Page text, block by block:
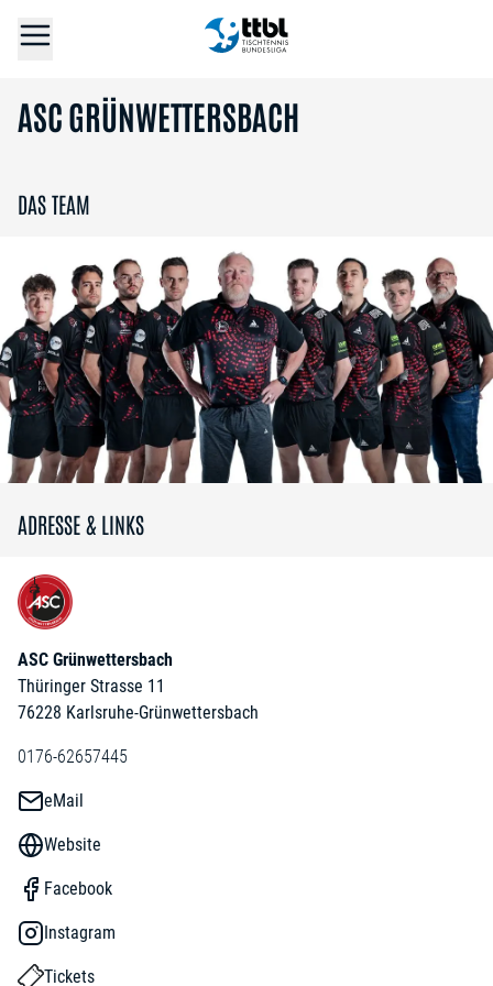
ASC GRÜNWETTERSBACH
DAS TEAM
ADRESSE & LINKS
ASC Grünwettersbach
Thüringer Strasse 11
76228 Karlsruhe-Grünwettersbach
0176-62657445
eMail
Website
Facebook
Instagram
Tickets